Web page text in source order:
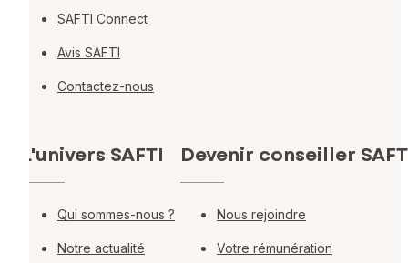
SAFTI Connect
Avis SAFTI
Contactez-nous
L'univers SAFTI
Qui sommes-nous ?
Notre actualité
Devenir conseiller
Nous rejoindre
Votre rémunération